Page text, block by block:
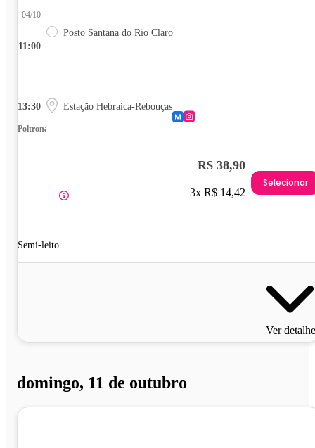
11:00
04/10
Posto Santana do Rio Claro
13:30 Estação Hebraica-Rebouças
Poltrona
Semi-leito
R$ 38,90
3x R$ 14,42
Selecionar
Ver
domingo, 11 de outubro